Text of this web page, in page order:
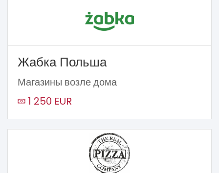
Жабка Польша
Магазины возле дома
1 250 EUR